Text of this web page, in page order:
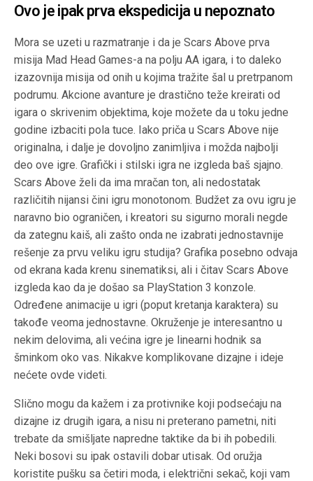
Ovo je ipak prva ekspedicija u nepoznato
Mora se uzeti u razmatranje i da je Scars Above prva
misija Mad Head Games-a na polju AA igara, i to daleko
izazovnija misija od onih u kojima tražite šal u pretrpanom
podrumu. Akcione avanture je drastično teže kreirati od
igara o skrivenim objektima, koje možete da u toku jedne
godine izbaciti pola tuce. Iako priča u Scars Above nije
originalna, i dalje je dovoljno zanimljiva i možda najbolji
deo ove igre. Grafički i stilski igra ne izgleda baš sjajno.
Scars Above želi da ima mračan ton, ali nedostatak
različitih nijansi čini igru monotonom. Budžet za ovu igru je
naravno bio ograničen, i kreatori su sigurno morali negde
da zategnu kaiš, ali zašto onda ne izabrati jednostavnije
rešenje za prvu veliku igru studija? Grafika posebno odvaja
od ekrana kada krenu sinematiksi, ali i čitav Scars Above
izgleda kao da je došao sa PlayStation 3 konzole.
Određene animacije u igri (poput kretanja karaktera) su
takođe veoma jednostavne. Okruženje je interesantno u
nekim delovima, ali većina igre je linearni hodnik sa
šminkom oko vas. Nikakve komplikovane dizajne i ideje
nećete ovde videti.
Slično mogu da kažem i za protivnike koji podsećaju na
dizajne iz drugih igara, a nisu ni preterano pametni, niti
trebate da smišljate napredne taktike da bi ih pobedili.
Neki bosovi su ipak ostavili dobar utisak. Od oružja
koristite pušku sa četiri moda, i električni sekač, koji vam